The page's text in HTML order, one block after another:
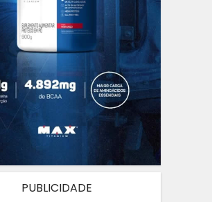
PUBLICIDADE